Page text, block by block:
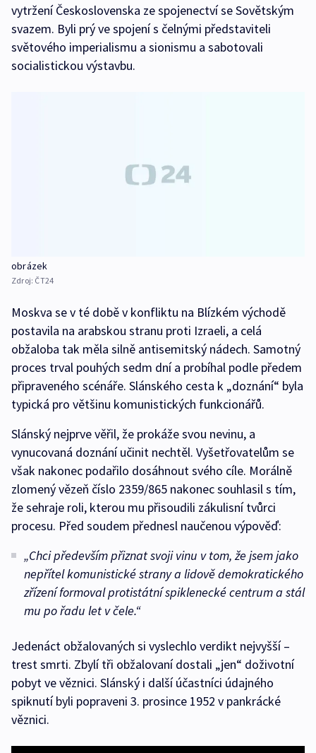
vytržení Československa ze spojenectví se Sovětským
svazem. Byli prý ve spojení s čelnými představiteli
světového imperialismu a sionismu a sabotovali
socialistickou výstavbu.
obrázek
Zdroj: ČT24
Moskva se v té době v konfliktu na Blízkém východě
postavila na arabskou stranu proti Izraeli, a celá
obžaloba tak měla silně antisemitský nádech. Samotný
proces trval pouhých sedm dní a probíhal podle předem
připraveného scénáře. Slánského cesta k „doznání“ byla
typická pro většinu komunistických funkcionářů.
Slánský nejprve věřil, že prokáže svou nevinu, a
vynucovaná doznání učinit nechtěl. Vyšetřovatelům se
však nakonec podařilo dosáhnout svého cíle. Morálně
zlomený vězeň číslo 2359/865 nakonec souhlasil s tím,
že sehraje roli, kterou mu přisoudili zákulisní tvůrci
procesu. Před soudem přednesl naučenou výpověď:
„Chci především přiznat svoji vinu v tom, že jsem jako
nepřítel komunistické strany a lidově demokratického
zřízení formoval protistátní spiklenecké centrum a stál
mu po řadu let v čele.“
Jedenáct obžalovaných si vyslechlo verdikt nejvyšší –
trest smrti. Zbylí tři obžalovaní dostali „jen“ doživotní
pobyt ve věznici. Slánský i další účastníci údajného
spiknutí byli popraveni 3. prosince 1952 v pankrácké
věznici.